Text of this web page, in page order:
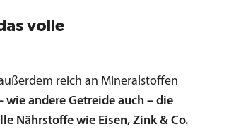
volle
reich an Mineralstoffen
wie andere Getreide auch – die
Nährstoffe wie Eisen, Zink & Co.